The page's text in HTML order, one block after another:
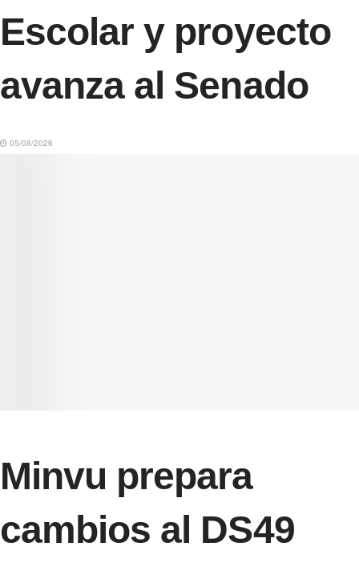
Escolar y proyecto
avanza al Senado
05/08/2026
Minvu prepara
cambios al DS49